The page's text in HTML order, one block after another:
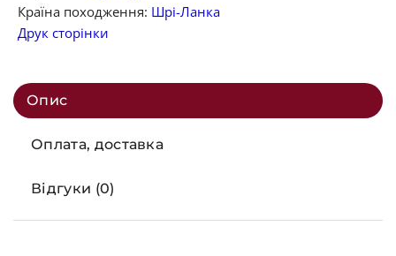
Країна походження: Шрі-Ланка
Друк сторінки
Опис
Оплата, доставка
Відгуки (0)